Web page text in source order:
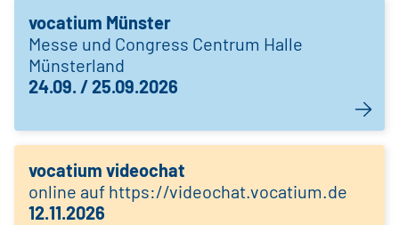
vocatium Münster
Messe und Congress Centrum Halle
Münsterland
24.09. / 25.09.2026
vocatium videochat
online auf https://videochat.vocatium.de
12.11.2026